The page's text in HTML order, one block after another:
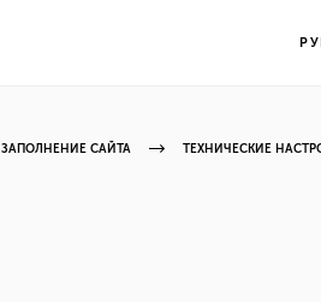
ЗАПОЛНЕНИЕ САЙТА ТЕХНИЧЕСКИЕ